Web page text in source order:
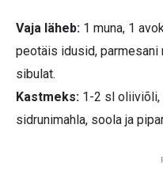
Vaja läheb: 1 muna, 1
peotäis idusid,
sibulat.
Kastmeks: 1-2 sl
sidrunimahla, soola ja